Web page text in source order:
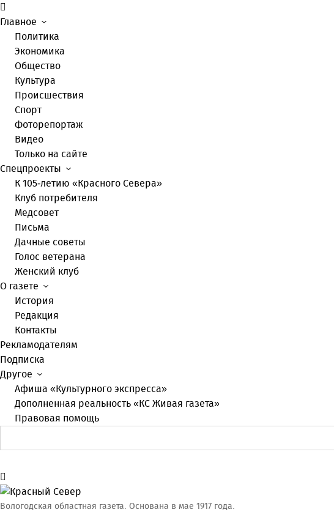
Главное
Политика
Экономика
Общество
Культура
Происшествия
Спорт
Фоторепортаж
Видео
Только на сайте
Спецпроекты
К 105-летию «Красного Севера»
Клуб потребителя
Медсовет
Письма
Дачные советы
Голос ветерана
Женский клуб
О газете
История
Редакция
Контакты
Рекламодателям
Подписка
Другое
Афиша «Культурного экспресса»
Дополненная реальность «КС Живая газета»
Правовая помощь
Вологодская областная газета. Основана в мае 1917 года.